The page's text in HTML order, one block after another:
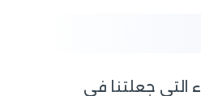
التي جعلتنا في